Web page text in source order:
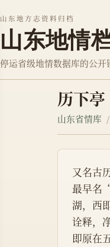
山东地方志资料归档
山东地情
停运省级地情数据库的公开
历下亭
山东省情库
又名古
最早名
湖，西
诠释，
即原在